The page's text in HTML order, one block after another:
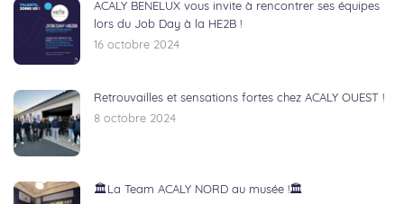
ACALY BENELUX vous invite à rencontrer ses équipes
lors du Job Day à la HE2B !
16 octobre 2024
Retrouvailles et sensations fortes chez ACALY OUEST !
8 octobre 2024
🏛️La Team ACALY NORD au musée !🏛️